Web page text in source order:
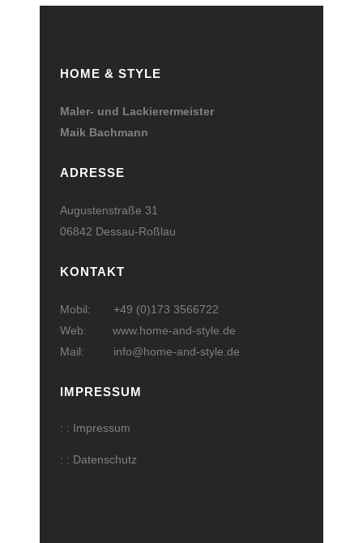
HOME & STYLE
Maler- und Lackierermeister
Maik Bachmann
ADRESSE
Augustenstraße 31
06842 Dessau-Roßlau
KONTAKT
Mobil: +49 (0)173 3566722
Web: www.home-and-style.de
Mail: info@home-and-style.de
IMPRESSUM
: : Impressum
: : Datenschutz